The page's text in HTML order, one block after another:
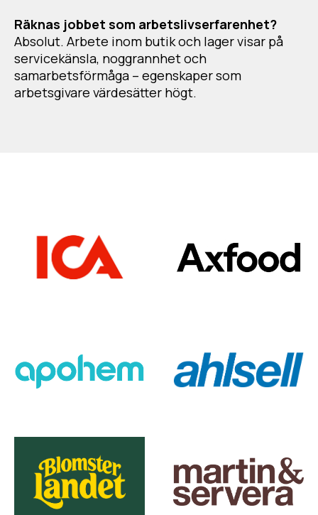
Räknas jobbet som arbetslivserfarenhet?
Absolut. Arbete inom butik och lager visar på
servicekänsla, noggrannhet och
samarbetsförmåga – egenskaper som
arbetsgivare värdesätter högt.